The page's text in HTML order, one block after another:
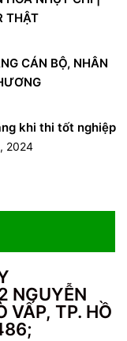
THẬT
CÁN BỘ, NHÂN
khi thi tốt nghiệp
2024
NGUYỄN
VẤP, TP. HỒ